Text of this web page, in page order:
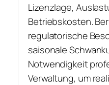
Lizenzlage,
Betriebskosten.
regulatorische
saisonale
Notwendigkeit
Verwaltung, um